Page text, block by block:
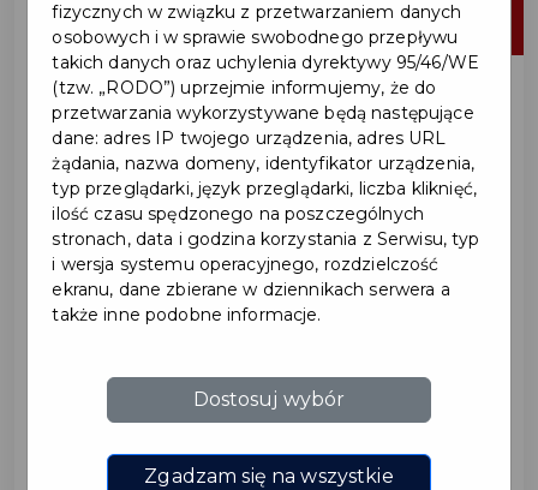
Aktywne wakacje w
Pruszczu Gdańskim 2026!
fizycznych w związku z przetwarzaniem danych
osobowych i w sprawie swobodnego przepływu
takich danych oraz uchylenia dyrektywy 95/46/WE
(tzw. „RODO”) uprzejmie informujemy, że do
przetwarzania wykorzystywane będą następujące
dane: adres IP twojego urządzenia, adres URL
żądania, nazwa domeny, identyfikator urządzenia,
typ przeglądarki, język przeglądarki, liczba kliknięć,
ilość czasu spędzonego na poszczególnych
stronach, data i godzina korzystania z Serwisu, typ
i wersja systemu operacyjnego, rozdzielczość
ekranu, dane zbierane w dziennikach serwera a
także inne podobne informacje.
Dostosuj wybór
Zgadzam się na wszystkie